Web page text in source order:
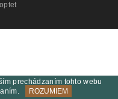
prechádzaním tohto webu
ROZUMIEM